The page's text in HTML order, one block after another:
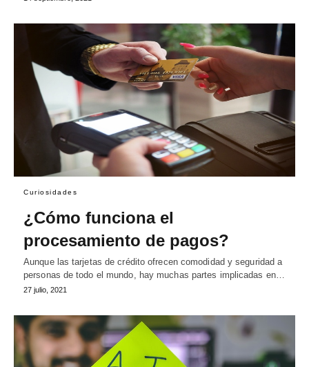
Curiosidades
¿Cómo funciona el
procesamiento de pagos?
Aunque las tarjetas de crédito ofrecen comodidad y seguridad a
personas de todo el mundo, hay muchas partes implicadas en…
27 julio, 2021